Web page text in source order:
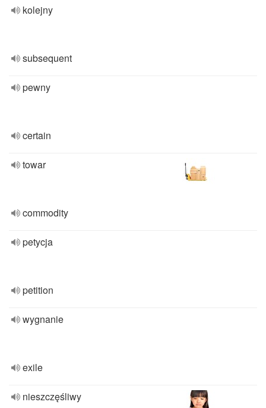
kolejny
subsequent
pewny
certain
towar
commodity
petycja
petition
wygnanie
exile
nieszczęśliwy